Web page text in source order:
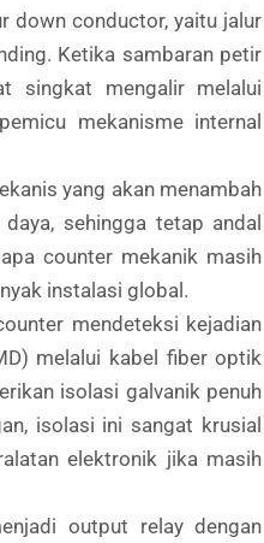
down conductor, yaitu jalur
Ketika sambaran petir
singkat mengalir melalui
mekanisme internal
yang akan menambah
sehingga tetap andal
counter mekanik masih
instalasi global.
mendeteksi kejadian
melalui kabel fiber optik
isolasi galvanik penuh
isolasi ini sangat krusial
elektronik jika masih
output relay dengan